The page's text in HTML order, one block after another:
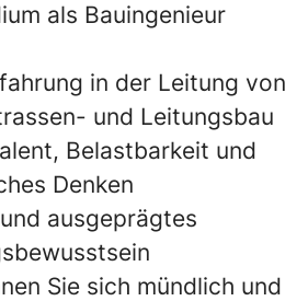
als Bauingenieur
in der Leitung von
und Leitungsbau
Belastbarkeit und
Denken
ausgeprägtes
Sie sich mündlich und